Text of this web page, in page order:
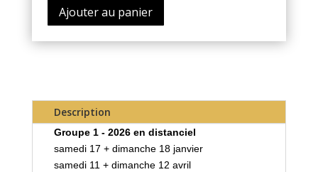
Ajouter au panier
Description
Groupe 1 - 2026 en distanciel
samedi 17 + dimanche 18 janvier
samedi 11 + dimanche 12 avril